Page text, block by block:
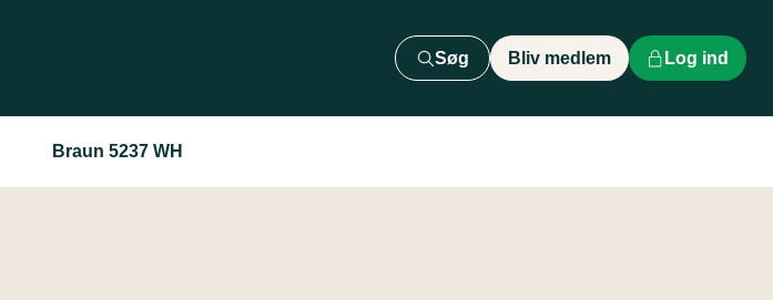
Søg Bliv medlem Log ind
Braun 5237 WH